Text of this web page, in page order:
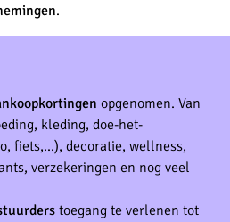
.
opgenomen. Van
kleding, doe-het-
fiets,...), decoratie, wellness,
verzekeringen en nog veel
toegang te verlenen tot